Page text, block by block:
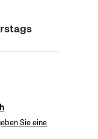
Sie eine